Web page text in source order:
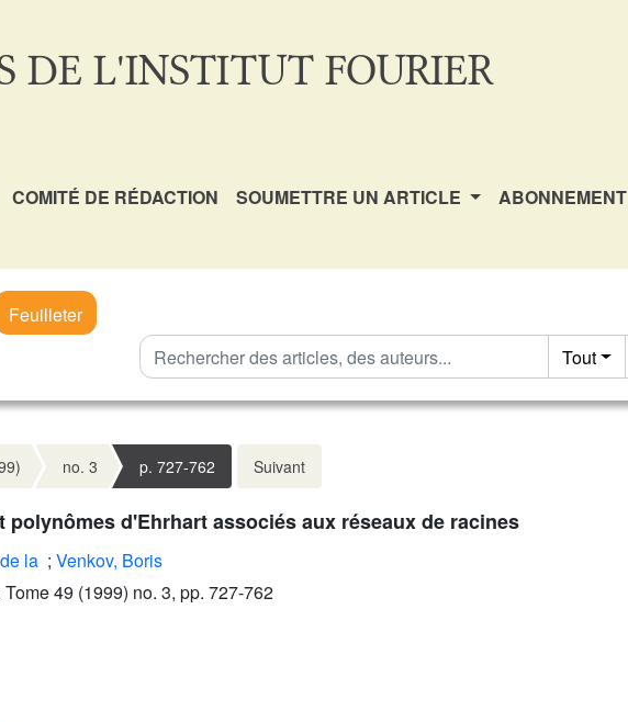
DE L'INSTITUT FOURIER
COMITÉ DE RÉDACTION SOUMETTRE UN ARTICLE ABONNEMENT
Feuilleter
Tout
no. 3 p. 727-762 Suivant
polynômes d'Ehrhart associés aux réseaux de racines
la ; Venkov, Boris
49 (1999) no. 3, pp. 727-762